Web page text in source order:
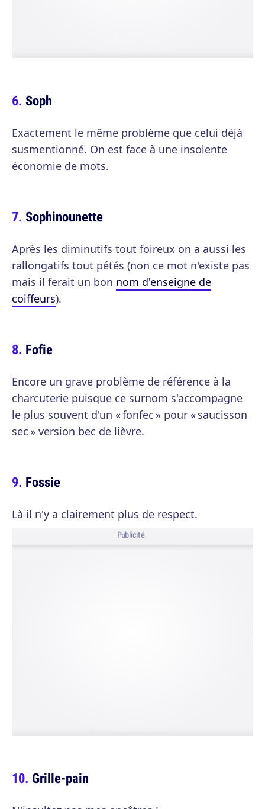
Soph
Exactement le même problème que celui déjà
susmentionné. On est face à une insolente
économie de mots.
Sophinounette
Après les diminutifs tout foireux on a aussi les
rallongatifs tout pétés (non ce mot n'existe pas
mais il ferait un bon nom d'enseigne de
coiffeurs).
Fofie
Encore un grave problème de référence à la
charcuterie puisque ce surnom s'accompagne
le plus souvent d'un « fonfec » pour « saucisson
sec » version bec de lièvre.
Fossie
Là il n'y a clairement plus de respect.
Publicité
Grille-pain